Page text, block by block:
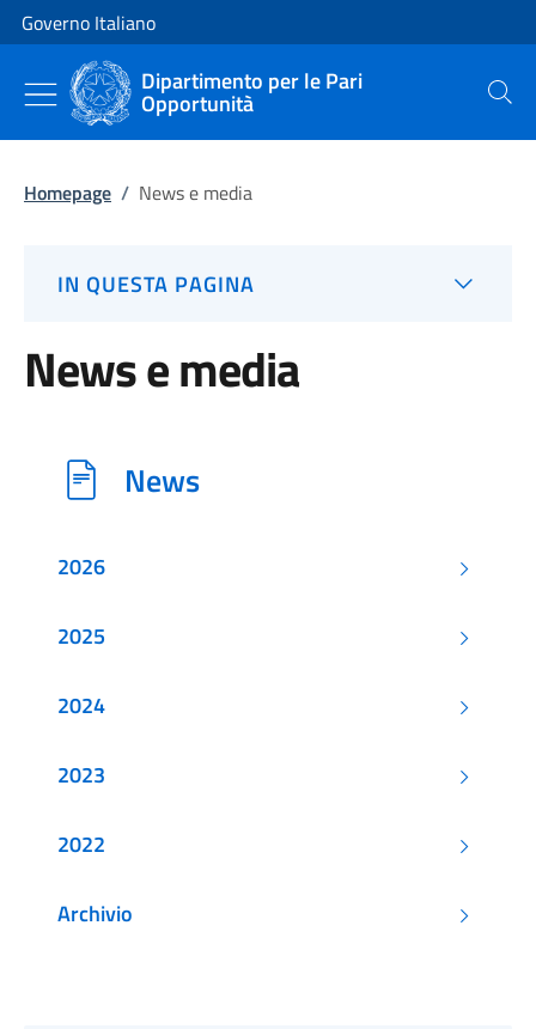
Vai al contenuto
Vai alla navigazione del sito
Governo Italiano
Dipartimento per le Pari
Opportunità Cerca
Homepage / News e media
IN QUESTA PAGINA
News e media
News
2026
2025
2024
2023
2022
Archivio